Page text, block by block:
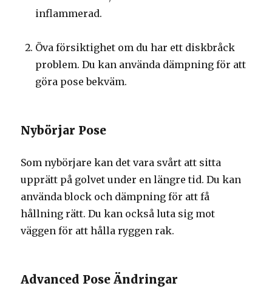
inflammerad.
Öva försiktighet om du har ett diskbråck
problem. Du kan använda dämpning för att
göra pose bekväm.
Nybörjar Pose
Som nybörjare kan det vara svårt att sitta
upprätt på golvet under en längre tid. Du kan
använda block och dämpning för att få
hållning rätt. Du kan också luta sig mot
väggen för att hålla ryggen rak.
Advanced Pose Ändringar